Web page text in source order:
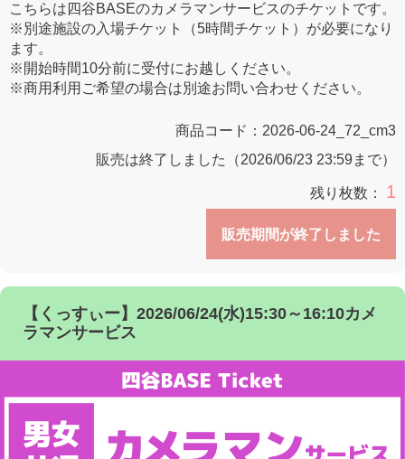
こちらは四谷BASEのカメラマンサービスのチケットです。
※別途施設の入場チケット（5時間チケット）が必要になり
ます。
※開始時間10分前に受付にお越しください。
※商用利用ご希望の場合は別途お問い合わせください。
商品コード： 2026-06-24_72_cm3
販売は終了しました（2026/06/23 23:59まで）
残り枚数： 1
販売期間が終了しました
【くっすぃー】2026/06/24(水)15:30～16:10カメ
ラマンサービス